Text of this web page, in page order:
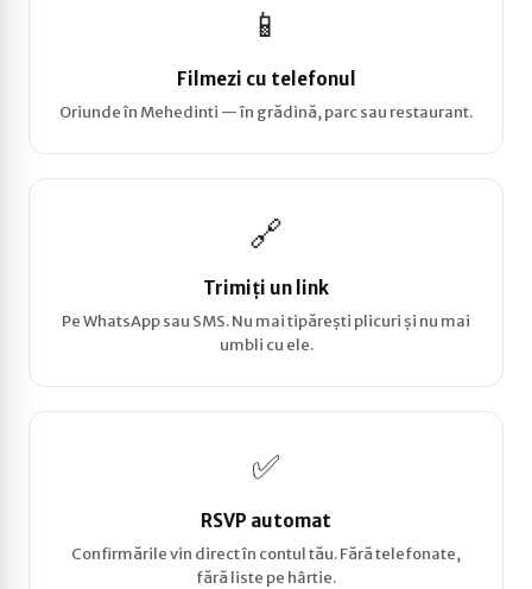
📱
Filmezi cu telefonul
Oriunde în Mehedinti — în grădină, parc sau restaurant.
🔗
Trimiți un link
Pe WhatsApp sau SMS. Nu mai tipărești plicuri și nu mai
umbli cu ele.
✅
RSVP automat
Confirmările vin direct în contul tău. Fără telefonate,
fără liste pe hârtie.